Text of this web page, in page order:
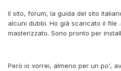
Il sito, forum, la guida del sito
alcuni dubbi. Ho già scaricato il file
masterizzato. Sono pronto per
Però io vorrei, almeno per un po',